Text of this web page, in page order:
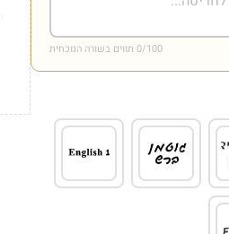
0/100 תווים בשורה הנוכחית